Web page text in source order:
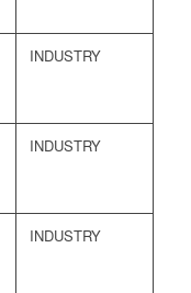
INDUSTRY
INDUSTRY
INDUSTRY